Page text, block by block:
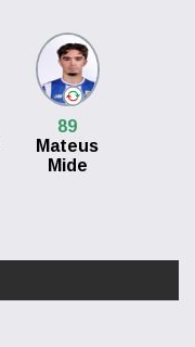
89
Mateus
Mide